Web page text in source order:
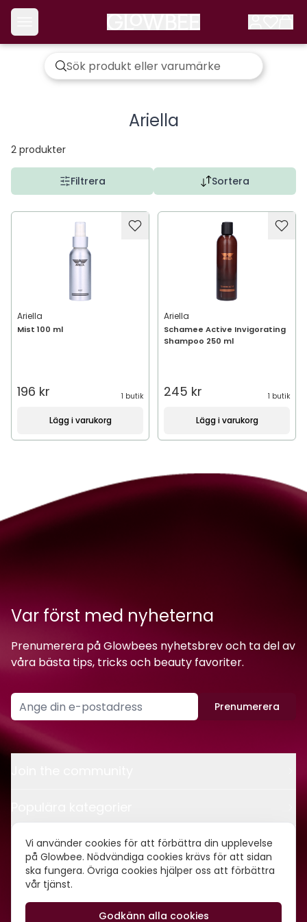
Vi använder cookies för att förbättra din upplevelse
på Glowbee. Nödvändiga cookies krävs för att sidan
ska fungera. Övriga cookies hjälper oss att förbättra
vår tjänst.
Godkänn alla cookies
Ariella
2 produkter
Filtrera Sortera
Ariella
Mist 100 ml
196 kr 1 butik
Lägg i varukorg
Ariella
Schamee Active Invigorating
Shampoo 250 ml
245 kr 1 butik
Lägg i varukorg
Var först med nyheterna
Prenumerera på Glowbees nyhetsbrev och ta del av
våra bästa tips, tricks och beauty favoriter.
Prenumerera
Kontakt
Om oss